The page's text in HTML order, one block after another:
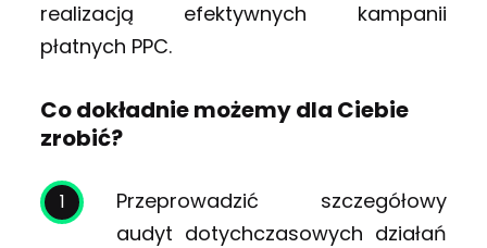
realizacją efektywnych kampanii
płatnych PPC.
Co dokładnie możemy dla Ciebie
zrobić?
Przeprowadzić szczegółowy
audyt dotychczasowych działań